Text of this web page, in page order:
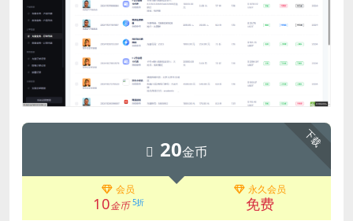
下载
20金币
会员
10金币 5折
永久会员
免费